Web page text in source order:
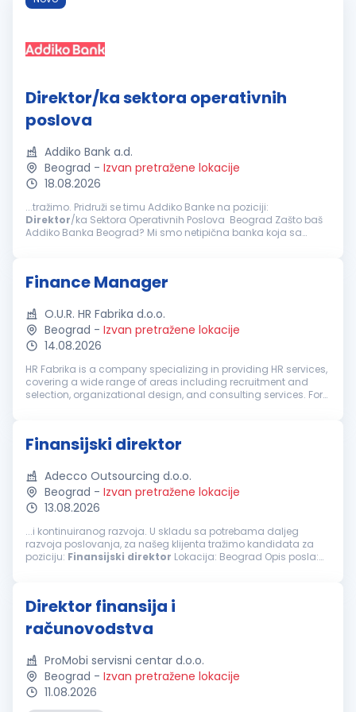
Direktor/ka sektora operativnih
poslova
Addiko Bank a.d.
Beograd - Izvan pretražene lokacije
18.08.2026
...tražimo. Pridruži se timu Addiko Banke na poziciji:
Direktor/ka Sektora Operativnih Poslova Beograd Zašto baš
Addiko Banka Beograd? Mi smo netipična banka koja sa
Finance Manager
O.U.R. HR Fabrika d.o.o.
Beograd - Izvan pretražene lokacije
14.08.2026
HR Fabrika is a company specializing in providing HR services,
covering a wide range of areas including recruitment and
selection, organizational design, and consulting services. For
Finansijski direktor
Adecco Outsourcing d.o.o.
Beograd - Izvan pretražene lokacije
13.08.2026
...i kontinuiranog razvoja. U skladu sa potrebama daljeg
razvoja poslovanja, za našeg klijenta tražimo kandidata za
poziciju: Finansijski direktor Lokacija: Beograd Opis posla:
Direktor finansija i
računovodstva
ProMobi servisni centar d.o.o.
Beograd - Izvan pretražene lokacije
11.08.2026